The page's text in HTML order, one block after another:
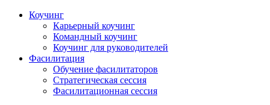
Коучинг
Карьерный коучинг
Командный коучинг
Коучинг для руководителей
Фасилитация
Обучение фасилитаторов
Стратегическая сессия
Фасилитационная сессия